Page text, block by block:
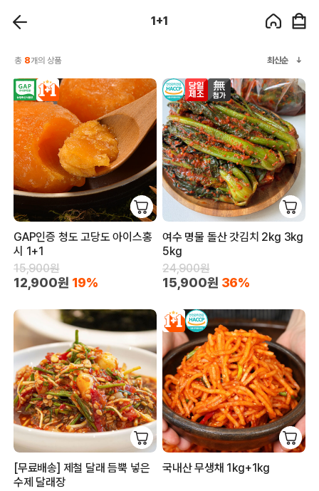
1+1
총 8개의 상품 최신순
GAP인증 청도 고당도 아이스홍
시 1+1
15,900원
12,900원 19%
여수 명물 돌산 갓김치 2kg 3kg
5kg
24,900원
15,900원 36%
[무료배송] 제철 달래 듬뿍 넣은
수제 달래장
국내산 무생채 1kg+1kg